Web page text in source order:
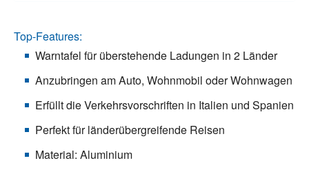
Top-Features:
Warntafel für überstehende Ladungen in 2 Länder
Anzubringen am Auto, Wohnmobil oder Wohnwagen
Erfüllt die Verkehrsvorschriften in Italien und Spanien
Perfekt für länderübergreifende Reisen
Material: Aluminium